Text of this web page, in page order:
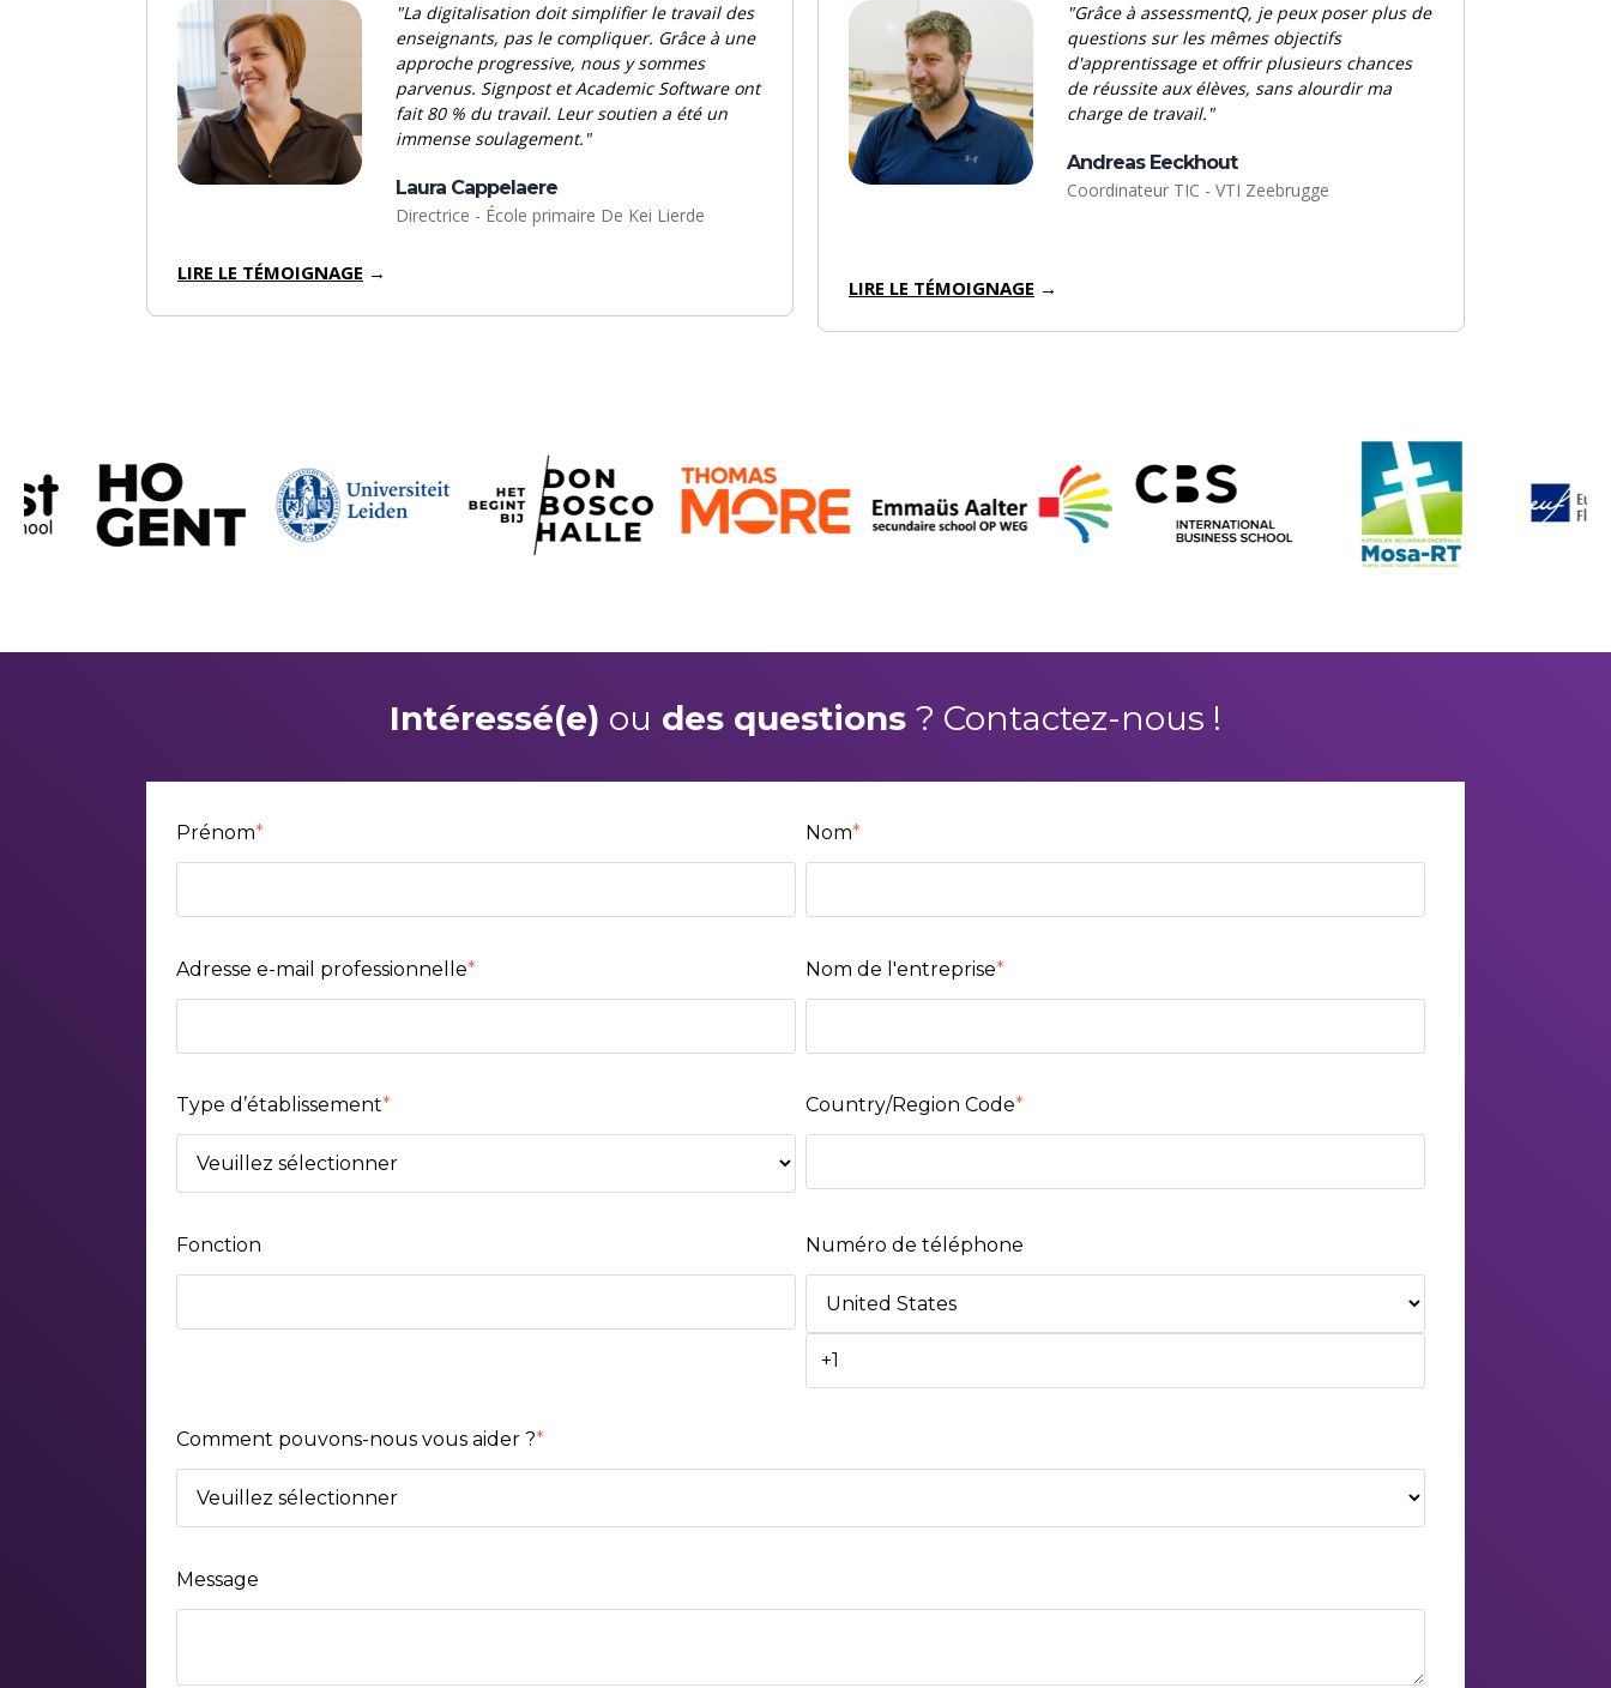
"La digitalisation doit simplifier le travail des
enseignants, pas le compliquer. Grâce à une
approche progressive, nous y sommes
parvenus. Signpost et Academic Software ont
fait 80 % du travail. Leur soutien a été un
immense soulagement."
Laura Cappelaere
Directrice - École primaire De Kei Lierde
LIRE LE TÉMOIGNAGE →
"Grâce à assessmentQ, je peux poser plus de
questions sur les mêmes objectifs
d'apprentissage et offrir plusieurs chances
de réussite aux élèves, sans alourdir ma
charge de travail."
Andreas Eeckhout
Coordinateur TIC - VTI Zeebrugge
LIRE LE TÉMOIGNAGE →
Intéressé(e) ou des questions ? Contactez-nous !
Prénom* Nom*
Adresse e-mail professionnelle* Nom de l'entreprise*
Type d’établissement* Country/Region Code*
Fonction Numéro de téléphone
Comment pouvons-nous vous aider ?*
Message